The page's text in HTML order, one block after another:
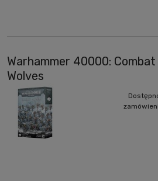
Warhammer 40000:
Wolves